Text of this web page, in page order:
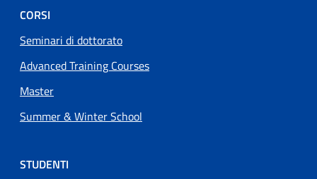
CORSI
Seminari di dottorato
Advanced Training Courses
Master
Summer & Winter School
STUDENTI